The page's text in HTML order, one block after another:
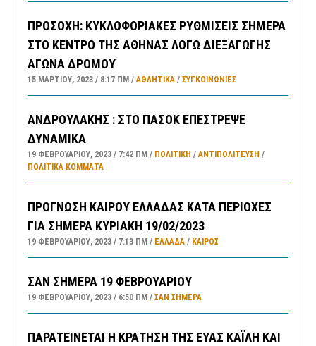
ΠΡΟΣΟΧΗ: ΚΥΚΛΟΦΟΡΙΑΚΕΣ ΡΥΘΜΙΣΕΙΣ ΣΗΜΕΡΑ
ΣΤΟ ΚΕΝΤΡΟ ΤΗΣ ΑΘΗΝΑΣ ΛΟΓΩ ΔΙΕΞΑΓΩΓΗΣ
ΑΓΩΝΑ ΔΡΟΜΟΥ
15 ΜΑΡΤΊΟΥ, 2023 8:17 ΠΜ ΑΘΛΗΤΙΚΑ/ ΣΥΓΚΟΙΝΩΝΊΕΣ
ΑΝΔΡΟΥΛΑΚΗΣ : ΣΤΟ ΠΑΣΟΚ ΕΠΕΣΤΡΕΨΕ
ΔΥΝΑΜΙΚΑ
19 ΦΕΒΡΟΥΑΡΊΟΥ, 2023 7:42 ΠΜ ΠΟΛΙΤΙΚΗ /ΑΝΤΙΠΟΛΊΤΕΥΣΗ /
ΠΟΛΙΤΙΚΆ ΚΌΜΜΑΤΑ
ΠΡΟΓΝΩΣΗ ΚΑΙΡΟΥ ΕΛΛΑΔΑΣ ΚΑΤΑ ΠΕΡΙΟΧΕΣ
ΓΙΑ ΣΗΜΕΡΑ ΚΥΡΙΑΚΗ 19/02/2023
19 ΦΕΒΡΟΥΑΡΊΟΥ, 2023 7:13 ΠΜ ΕΛΛΑΔA/ ΚΑΙΡΌΣ
ΣΑΝ ΣΗΜΕΡΑ 19 ΦΕΒΡΟΥΑΡΙΟΥ
19 ΦΕΒΡΟΥΑΡΊΟΥ, 2023 6:50 ΠΜ ΣΑΝ ΣΉΜΕΡΑ
ΠΑΡΑΤΕΙΝΕΤΑΙ Η ΚΡΑΤΗΣΗ ΤΗΣ ΕΥΑΣ ΚΑΪΛΗ ΚΑΙ